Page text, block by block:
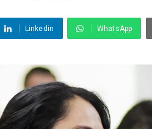
Linkedin WhatsApp